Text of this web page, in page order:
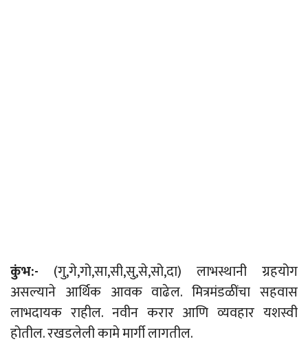
कुंभ:- (गु,गे,गो,सा,सी,सु,से,सो,दा) लाभस्थानी ग्रहयोग
असल्याने आर्थिक आवक वाढेल. मित्रमंडळींचा सहवास
लाभदायक राहील. नवीन करार आणि व्यवहार यशस्वी
होतील. रखडलेली कामे मार्गी लागतील.